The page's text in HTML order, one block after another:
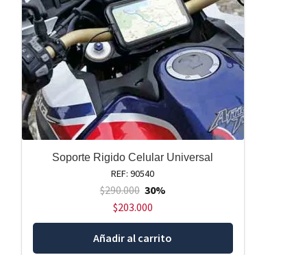
Soporte Rigido Celular Universal
REF: 90540
$290.000 30%
$203.000
Añadir al carrito